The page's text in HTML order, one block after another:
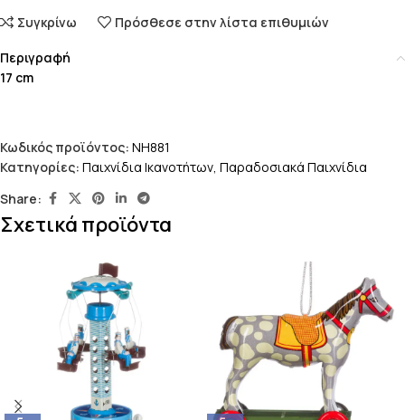
Συγκρίνω Πρόσθεσε στην λίστα επιθυμιών
Περιγραφή
17 cm
Κωδικός προϊόντος: NH881
Κατηγορίες: Παιχνίδια Ικανοτήτων, Παραδοσιακά Παιχνίδια
Share:
Σχετικά προϊόντα